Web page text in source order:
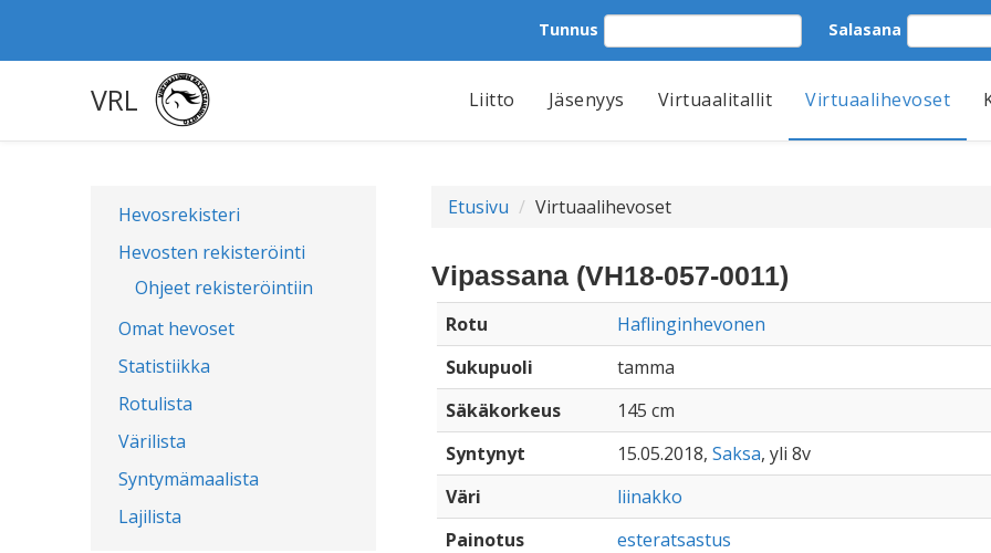
Tunnus Salasana
VRL Liitto Jäsenyys Virtuaalitallit Virtuaalihevoset
Hevosrekisteri
Hevosten rekisteröinti
Ohjeet rekisteröintiin
Omat hevoset
Statistiikka
Rotulista
Värilista
Syntymämaalista
Lajilista
Etusivu Virtuaalihevoset
Vipassana (VH18-057-0011)
Rotu
Haflinginhevonen
Sukupuoli
tamma
Säkäkorkeus
145 cm
Syntynyt
15.05.2018, Saksa, yli 8v
Väri
liinakko
Painotus
esteratsastus